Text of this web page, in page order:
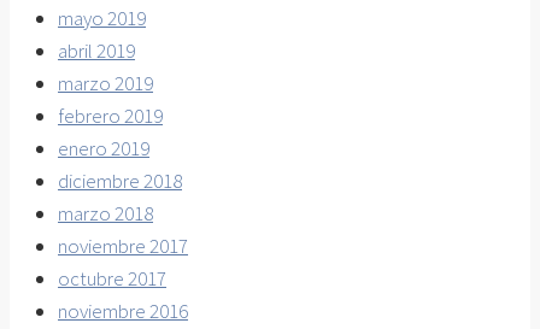
mayo 2019
abril 2019
marzo 2019
febrero 2019
enero 2019
diciembre 2018
marzo 2018
noviembre 2017
octubre 2017
noviembre 2016